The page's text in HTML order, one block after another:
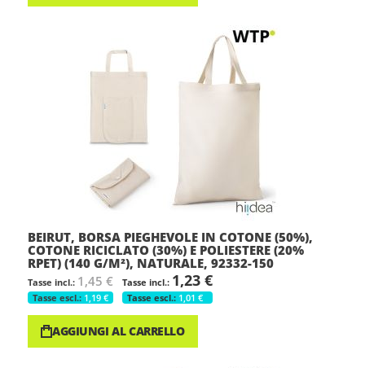
BEIRUT, BORSA PIEGHEVOLE IN COTONE (50%),
COTONE RICICLATO (30%) E POLIESTERE (20%
RPET) (140 G/M²), NATURALE, 92332-150
1,45 €
1,19 €
1,23 €
1,01 €
AGGIUNGI AL CARRELLO